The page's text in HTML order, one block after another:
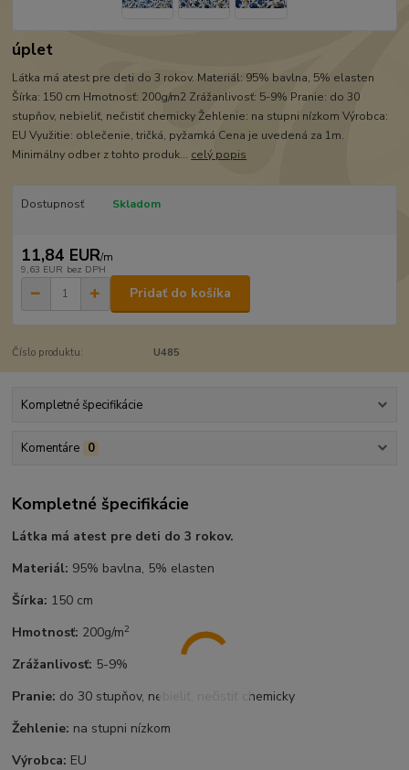
úplet
Látka má atest pre deti do 3 rokov. Materiál: 95% bavlna, 5% elasten
Šírka: 150 cm Hmotnosť: 200g/m2 Zrážanlivosť: 5-9% Pranie: do 30
stupňov, nebieliť, nečistiť chemicky Žehlenie: na stupni nízkom Výrobca:
EU Využitie: oblečenie, tričká, pyžamká Cena je uvedená za 1m.
Minimálny odber z tohto produk... celý popis
Dostupnosť Skladom
11,84 EUR/m
9,63 EUR bez DPH
Pridať do košíka
Číslo produktu: U485
Kompletné špecifikácie
Komentáre 0
Kompletné špecifikácie
Látka má atest pre deti do 3 rokov.
Materiál: 95% bavlna, 5% elasten
Šírka: 150 cm
Hmotnosť: 200g/m2
Zrážanlivosť: 5-9%
Pranie: do 30 stupňov, nebieliť, nečistiť chemicky
Žehlenie: na stupni nízkom
Výrobca: EU